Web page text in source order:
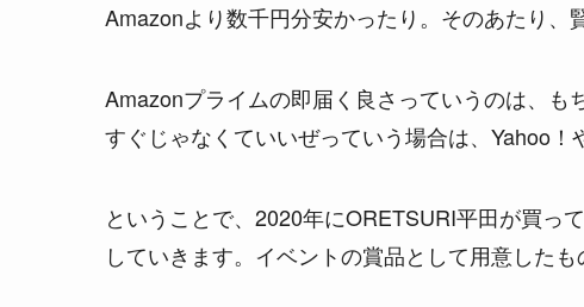
Amazonより数千円分安かったり。そのあたり、
Amazonプライムの即届く良さっていうのは、
すぐじゃなくていいぜっていう場合は、Yahoo
ということで、2020年にORETSURI平田が買っ
していきます。イベントの賞品として用意した